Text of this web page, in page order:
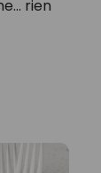
rien